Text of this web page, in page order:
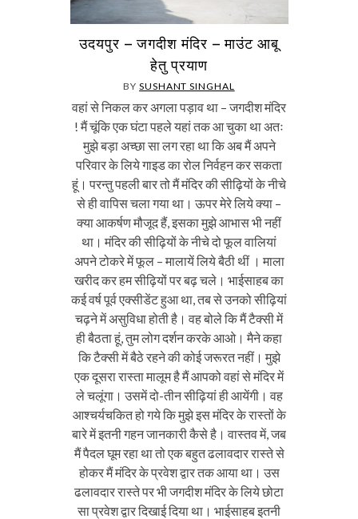
उदयपुर – जगदीश मंदिर – माउंट आबू
हेतु प्रयाण
BYSUSHANT SINGHAL
वहां से निकल कर अगला पड़ाव था – जगदीश मंदिर
! मैं चूंकि एक घंटा पहले यहां तक आ चुका था अतः
मुझे बड़ा अच्छा सा लग रहा था कि अब मैं अपने
परिवार के लिये गाइड का रोल निर्वहन कर सकता
हूं। परन्तु पहली बार तो मैं मंदिर की सीढ़ियों के नीचे
से ही वापिस चला गया था। ऊपर मेरे लिये क्या –
क्या आकर्षण मौजूद हैं, इसका मुझे आभास भी नहीं
था। मंदिर की सीढ़ियों के नीचे दो फूल वालियां
अपने टोकरे में फूल – मालायें लिये बैठी थीं । माला
खरीद कर हम सीढ़ियों पर बढ़ चले। भाईसाहब का
कई वर्ष पूर्व एक्सीडेंट हुआ था, तब से उनको सीढ़ियां
चढ़ने में असुविधा होती है। वह बोले कि मैं टैक्सी में
ही बैठता हूं, तुम लोग दर्शन करके आओ। मैने कहा
कि टैक्सी में बैठे रहने की कोई जरूरत नहीं। मुझे
एक दूसरा रास्ता मालूम है मैं आपको वहां से मंदिर में
ले चलूंगा। उसमें दो-तीन सीढ़ियां ही आयेंगी। वह
आश्चर्यचकित हो गये कि मुझे इस मंदिर के रास्तों के
बारे में इतनी गहन जानकारी कैसे है। वास्तव में, जब
मैं पैदल घूम रहा था तो एक बहुत ढलावदार रास्ते से
होकर मैं मंदिर के प्रवेश द्वार तक आया था। उस
ढलावदार रास्ते पर भी जगदीश मंदिर के लिये छोटा
सा प्रवेश द्वार दिखाई दिया था। भाईसाहब इतनी